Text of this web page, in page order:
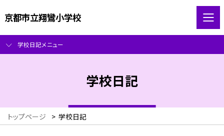
京都市立翔鸞小学校
学校日記メニュー
学校日記
トップページ > 学校日記